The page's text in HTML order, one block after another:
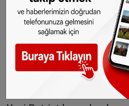
Alman Bakan, Bundeswehr
uluslararası alanda
belirterek, yeni
savunma kapasitesi
taşıdığını ifade etti.
Bölgesel güvenlik vurgusu